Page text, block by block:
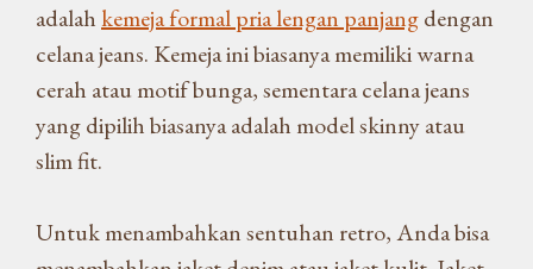
adalahkemeja formal pria lengan panjangdengan
celana jeans. Kemeja ini biasanya memiliki warna
cerah atau motif bunga, sementara celana jeans
yang dipilih biasanya adalah model skinny atau
slim fit.
Untuk menambahkan sentuhan retro, Anda bisa